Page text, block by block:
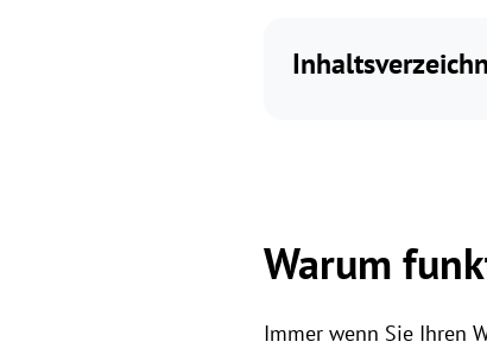
Warum
Immer wenn Sie Ihren